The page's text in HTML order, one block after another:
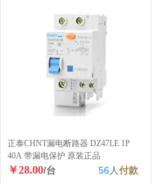
正泰CHNT漏电断路器 DZ47LE 1P
40A 带漏电保护 原装正品
￥28.00/台 56人付款